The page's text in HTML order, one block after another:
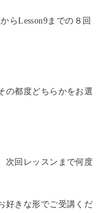
らLesson9までの８回
の都度どちらかをお選
次回レッスンまで何度
好きな形でご受講くだ